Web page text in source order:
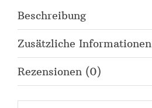
Beschreibung
Zusätzliche Informationen
Rezensionen (0)